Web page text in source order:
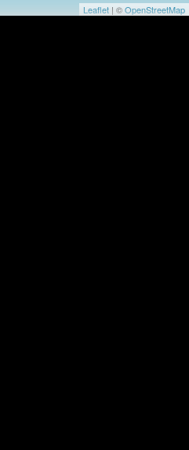
Leaflet | ©OpenStreetMap